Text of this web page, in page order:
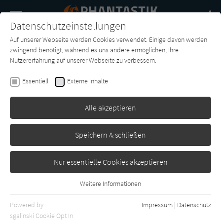
SUCHE
Buch-
Entdecker
Forum Charts
Susanna Clarke
Piranesi
Erschienen: Oktober 2020 2
Datenschutzeinstellungen
Auf unserer Webseite werden Cookies verwendet. Einige davon werden
zwingend benötigt, während es uns andere ermöglichen, Ihre
Nutzererfahrung auf unserer Webseite zu verbessern.
Essentiell Externe Inhalte
Alle akzeptieren
Speichern & schließen
Nur essentielle Cookies akzeptieren
Essentielle Cookies werden für grundlegende Funktionen der
Webseite benötigt. Dadurch ist gewährleistet, dass die Webseite
Weitere Informationen
Powered by
sgalinski Cookie Opt In
Impressum | Datenschutz